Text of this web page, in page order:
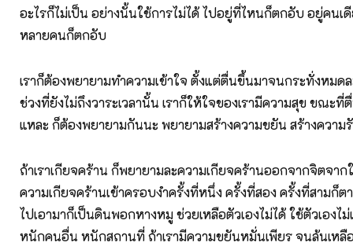
อะไรก็ไม่เป็น อย่างนั้นใช้การไม่ได้ ไปอยู่ที่ไหนก็ตกอับ อยู่คนเ
หลายคนก็ตกอับ
เราก็ต้องพยายามทำความเข้าใจ ตั้งแต่ตื่นขึ้นมาจนกระทั่งหมด
ช่วงที่ยังไม่ถึงวาระเวลานั้น เราก็ให้ใจของเรามีความสุข ขณะ
แหละ ก็ต้องพยายามกันนะ พยายามสร้างความขยัน สร้างควา
ถ้าเราเกียจคร้าน ก็พยายามละความเกียจคร้านออกจากจิตจาก
ความเกียจคร้านเข้าครอบงำครั้งที่หนึ่ง ครั้งที่สอง ครั้งที่สามก็ตา
ไปเอามาก็เป็นดินพอกหางหมู ช่วยเหลือตัวเองไม่ได้ ใช้ตัวเองไ
หนักคนอื่น หนักสถานที่ ถ้าเรามีความขยันหมั่นเพียร จนล้นเหลื